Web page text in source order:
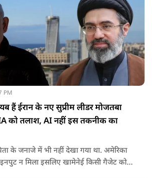
PM
हैं ईरान के नए सुप्रीम लीडर मोजतबा
को तलाश, AI नहीं इस तकनीक का
के जनाजे में भी नहीं देखा गया था. अमेरिका
न मिला इसलिए खामेनेई किसी गैजेट को